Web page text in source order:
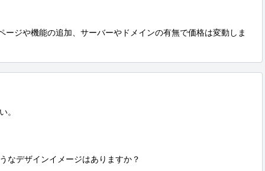
ジや機能の追加、サーバーやドメインの有無で価格は変動しま
。
なデザインイメージはありますか？